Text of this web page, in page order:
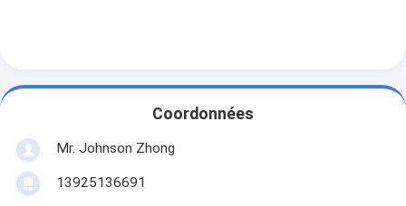
Chargeurs de batterie de stockage
Cable de chauffage du moteur
Coordonnées
Mr. Johnson Zhong
13925136691